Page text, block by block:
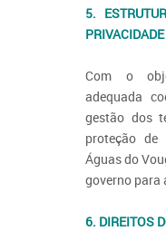
5.
PRIVACIDADE
Com o
adequada
gestão dos
proteção de
Águas do
governo para
6. DIREITOS